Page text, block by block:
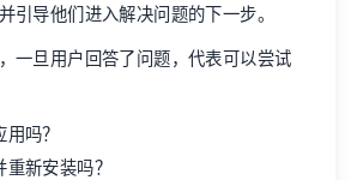
引导他们进入解决问题的下一步。
一旦用户回答了问题，代表可以尝试
吗？
新安装吗？